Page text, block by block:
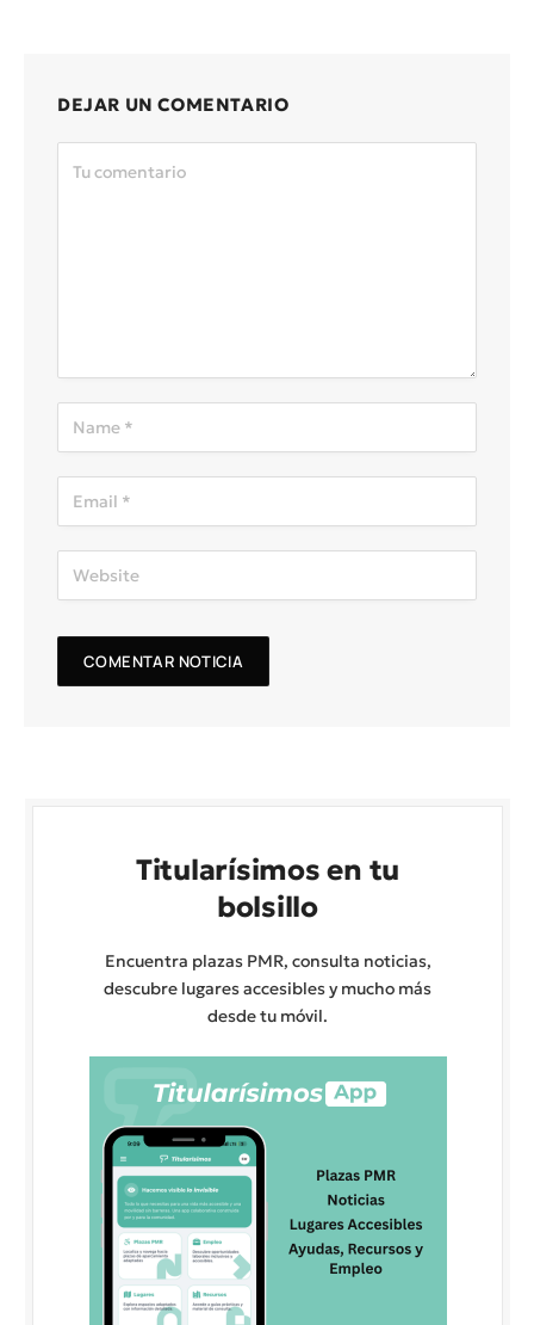
DEJAR UN COMENTARIO
Titularísimos en tu
bolsillo
Encuentra plazas PMR, consulta noticias,
descubre lugares accesibles y mucho más
desde tu móvil.